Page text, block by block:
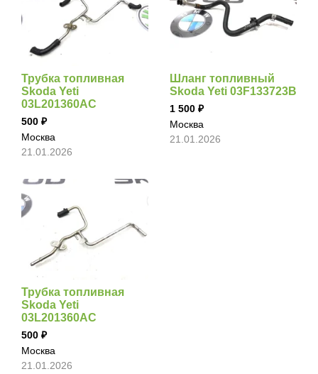
Трубка топливная
Skoda Yeti
03L201360AC
500
Москва
21.01.2026
Шланг топливный
Skoda Yeti 03F133723B
1 500
Москва
21.01.2026
Трубка топливная
Skoda Yeti
03L201360AC
500
Москва
21.01.2026